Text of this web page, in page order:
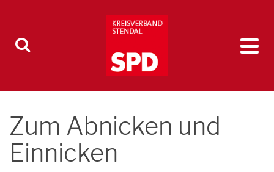
Zum Abnicken und
Einnicken